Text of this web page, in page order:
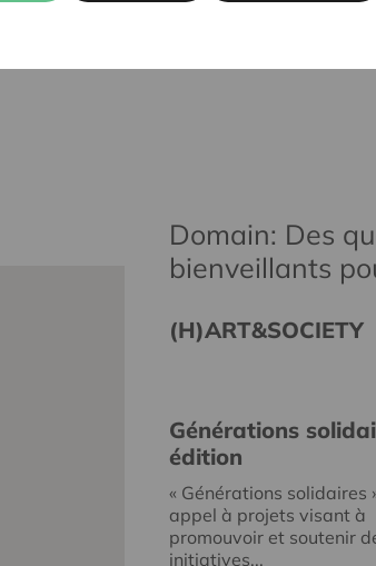
Domain: Des
bienveillants
(H)ART&SOCIETY
Générations
édition
« Générations solidaires
appel à projets visant à
promouvoir et soutenir
initiatives...